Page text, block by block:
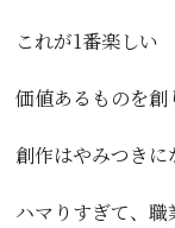
これが1番楽しい
価値あるものを創
創作はやみつきに
ハマりすぎて、